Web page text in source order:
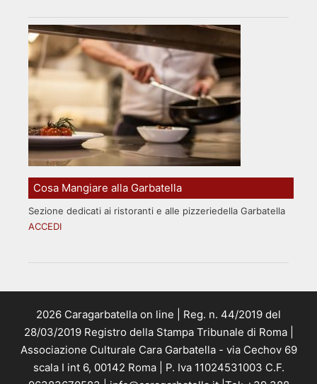
Cosa Mangiare alla Garbatella
Sezione dedicati ai ristoranti e alle pizzeriedella Garbatella
ACCEDI
2026 Caragarbatella on line | Reg. n. 44/2019 del
28/03/2019 Registro della Stampa Tribunale di Roma |
Associazione Culturale Cara Garbatella - via Cechov 69
scala I int 6, 00142 Roma | P. Iva 11024531003 C.F.